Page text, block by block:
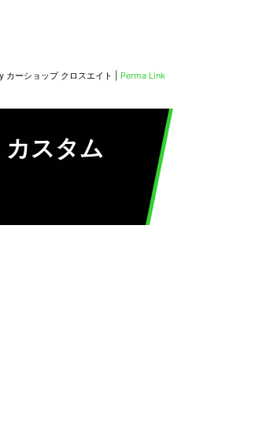
カーショップ クロスエイト Perma Link
スタム